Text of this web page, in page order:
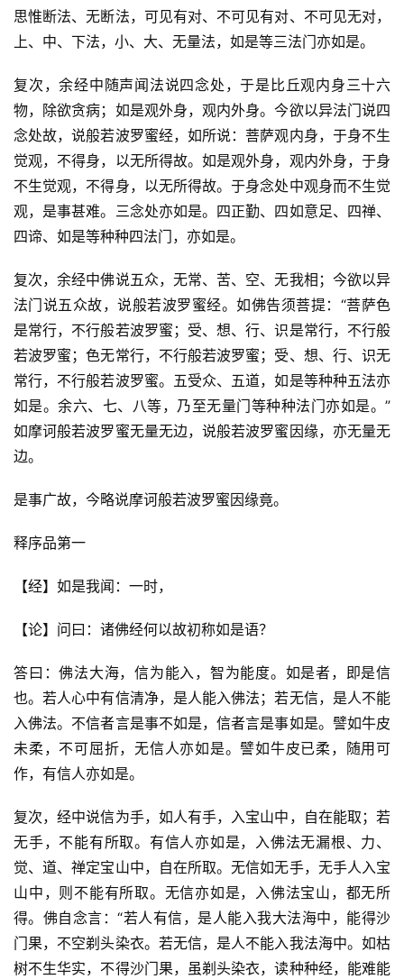
思惟断法、无断法，可见有对、不可见有对、不可见无对，
上、中、下法，小、大、无量法，如是等三法门亦如是。
复次，余经中随声闻法说四念处，于是比丘观内身三十六
物，除欲贪病；如是观外身，观内外身。今欲以异法门说四
念处故，说般若波罗蜜经，如所说：菩萨观内身，于身不生
觉观，不得身，以无所得故。如是观外身，观内外身，于身
不生觉观，不得身，以无所得故。于身念处中观身而不生觉
观，是事甚难。三念处亦如是。四正勤、四如意足、四禅、
四谛、如是等种种四法门，亦如是。
复次，余经中佛说五众，无常、苦、空、无我相；今欲以异
法门说五众故，说般若波罗蜜经。如佛告须菩提：“菩萨色
是常行，不行般若波罗蜜；受、想、行、识是常行，不行般
若波罗蜜；色无常行，不行般若波罗蜜；受、想、行、识无
常行，不行般若波罗蜜。五受众、五道，如是等种种五法亦
如是。余六、七、八等，乃至无量门等种种法门亦如是。”
如摩诃般若波罗蜜无量无边，说般若波罗蜜因缘，亦无量无
边。
是事广故，今略说摩诃般若波罗蜜因缘竟。
释序品第一
【经】如是我闻：一时，
【论】问曰：诸佛经何以故初称如是语？
答曰：佛法大海，信为能入，智为能度。如是者，即是信
也。若人心中有信清净，是人能入佛法；若无信，是人不能
入佛法。不信者言是事不如是，信者言是事如是。譬如牛皮
未柔，不可屈折，无信人亦如是。譬如牛皮已柔，随用可
作，有信人亦如是。
复次，经中说信为手，如人有手，入宝山中，自在能取；若
无手，不能有所取。有信人亦如是，入佛法无漏根、力、
觉、道、禅定宝山中，自在所取。无信如无手，无手人入宝
山中，则不能有所取。无信亦如是，入佛法宝山，都无所
得。佛自念言：“若人有信，是人能入我大法海中，能得沙
门果，不空剃头染衣。若无信，是人不能入我法海中。如枯
树不生华实，不得沙门果，虽剃头染衣，读种种经，能难能